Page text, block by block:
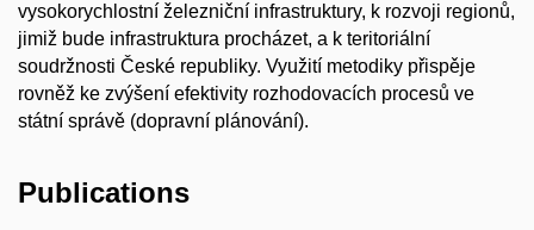
vysokorychlostní železniční infrastruktury, k rozvoji regionů,
jimiž bude infrastruktura procházet, a k teritoriální
soudržnosti České republiky. Využití metodiky přispěje
rovněž ke zvýšení efektivity rozhodovacích procesů ve
státní správě (dopravní plánování).
Publications